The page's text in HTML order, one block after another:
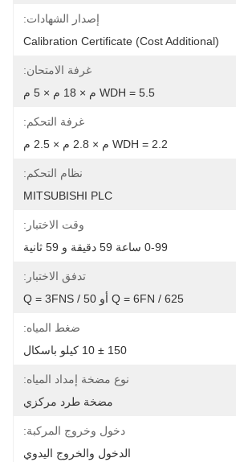
إصدار الشهادات:
Calibration Certificate (Cost Additional)
غرفة الامتحان:
WDH = 5.5 م × 18 م × 5 م
غرفة التحكم:
WDH = 2.2 م × 2.8 م × 2.5 م
نظام التحكم:
MITSUBISHI PLC
وقت الاختبار:
0-99 ساعة 59 دقيقة و 59 ثانية
تدفق الاختبار:
Q = 6FN / 625 أو Q = 3FNS / 50
ضغط المياه:
150 ± 10 كيلو باسكال
نوع مضخة إمداد المياه:
مضخة طرد مركزي
دخول وخروج المركبة:
الدخول والخروج اليدوي